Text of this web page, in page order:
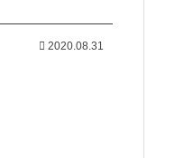
2020.08.31